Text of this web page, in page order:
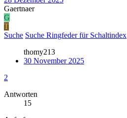
Gaertnaer
G
T
Suche Suche Ringfeder für Schaltindex
thomy213
30 November 2025
2
Antworten
15